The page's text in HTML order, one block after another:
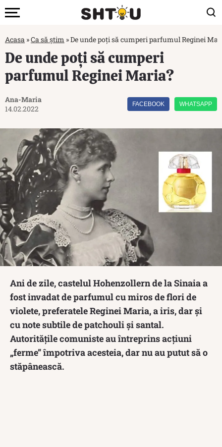
Acasa »Ca să știm »De unde poți să cumperi parfumul Reginei
De unde poți să cumperi
parfumul Reginei Maria?
Ana-Maria
14.02.2022
FACEBOOK WHATSAPP
Ani de zile, castelul Hohenzollern de la Sinaia a
fost invadat de parfumul cu miros de flori de
violete, preferatele Reginei Maria, a iris, dar și
cu note subtile de patchouli și santal.
Autoritățile comuniste au întreprins acțiuni
„ferme” împotriva acesteia, dar nu au putut să o
stăpânească.